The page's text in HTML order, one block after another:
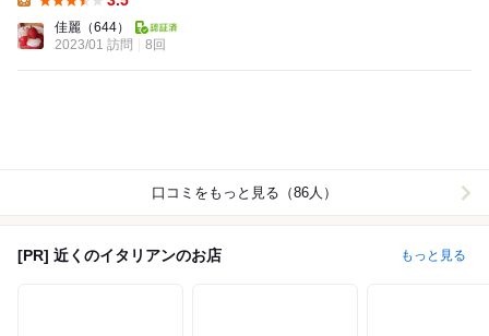
佳麗 （644）
2023/01 訪問
8回
口コミをもっと見る（86人）
[PR] 近くのイタリアンのお店 もっと見る